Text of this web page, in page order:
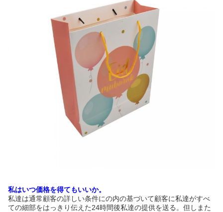
私はいつ価格を得てもいいか。
私達は通常顧客の詳しい条件にの内の基づいて顧客に私達がすべ
ての細部をはっきり伝えた24時間後私達の提供を送る。但しまた